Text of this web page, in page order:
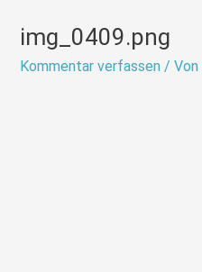
img_0409.png
Kommentar verfassen / Von